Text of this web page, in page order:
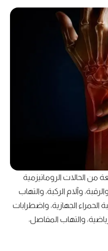
الحالات الروماتيزمية
وآلام الركبة، والتهاب
الحمراء الجهازية، واضطرابات
والتهاب المفاصل،